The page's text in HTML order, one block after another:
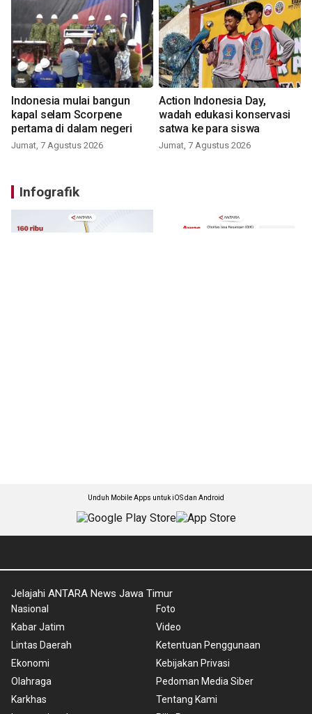
Indonesia mulai bangun
kapal selam Scorpene
pertama di dalam negeri
Jumat, 7 Agustus 2026
Action Indonesia Day,
wadah edukasi konservasi
satwa ke para siswa
Jumat, 7 Agustus 2026
Infografik
Unduh Mobile Apps untuk iOS dan Android
Jelajahi ANTARA News Jawa Timur
Nasional
Kabar Jatim
Lintas Daerah
Ekonomi
Olahraga
Karkhas
Foto
Video
Ketentuan Penggunaan
Kebijakan Privasi
Pedoman Media Siber
Tentang Kami